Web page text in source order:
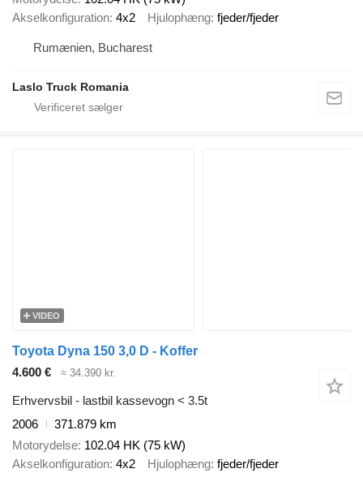
Akselkonfiguration 4x2 Hjulophæng fjeder/fjeder
Rumænien, Bucharest
Laslo Truck Romania
VIDEO
Toyota Dyna 150 3,0 D - Koffer
4.600 €
≈ 34.390 kr.
Erhvervsbil - lastbil kassevogn < 3.5t
2006
371.879 km
Motorydelse 102.04 HK (75 kW)
Akselkonfiguration 4x2 Hjulophæng fjeder/fjeder